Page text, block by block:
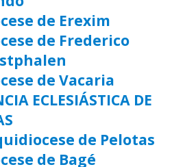
de Erexim
de Frederico
de Vacaria
ECLESIÁSTICA DE
de Pelotas
de Bagé